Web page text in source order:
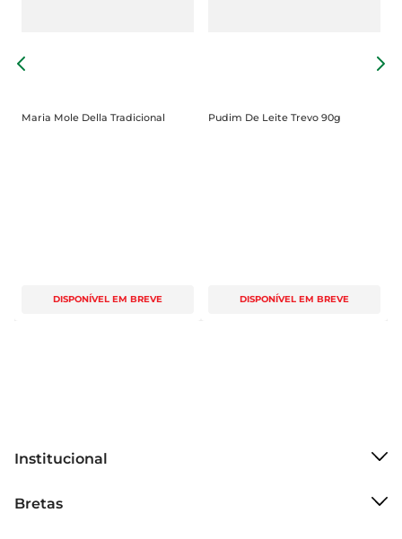
Maria Mole Della Tradicional
DISPONÍVEL EM BREVE
Pudim De Leite Trevo 90g
DISPONÍVEL EM BREVE
Institucional
Grupo Cencosud
Bretas